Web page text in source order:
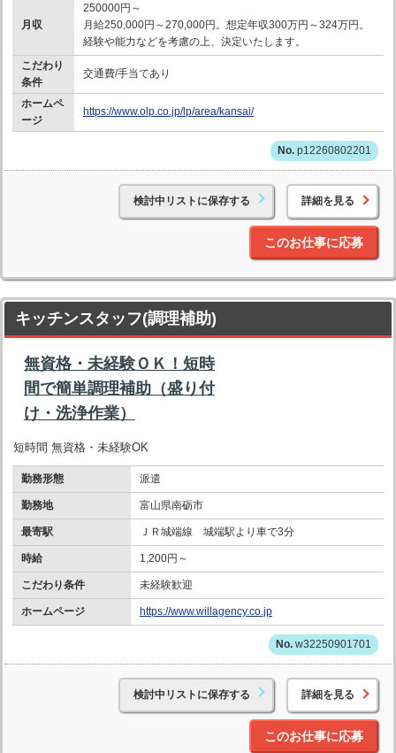
月収
250000円～
月給250,000円～270,000円。想定年収300万円～324万円。
経験や能力などを考慮の上、決定いたします。
こだわり
条件
交通費/手当てあり
ホームペ
ージ
https://www.olp.co.jp/lp/area/kansai/
p12260802201
検討中リストに保存する 詳細を見る
このお仕事に応募
キッチンスタッフ(調理補助)
無資格・未経験ＯＫ！短時
間で簡単調理補助（盛り付
け・洗浄作業）
短時間 無資格・未経験OK
勤務形態 派遣
勤務地 富山県南砺市
最寄駅 ＪＲ城端線 城端駅より車で3分
時給 1,200円～
こだわり条件 未経験歓迎
ホームページ https://www.willagency.co.jp
w32250901701
検討中リストに保存する 詳細を見る
このお仕事に応募